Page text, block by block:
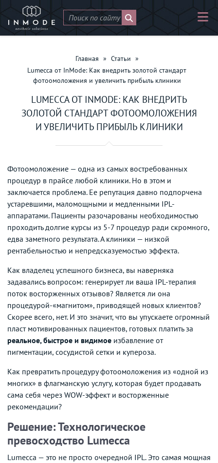
Главная » Статьи »
Lumecca от InMode: Как внедрить золотой стандарт
фотоомоложения и увеличить прибыль клиники
LUMECCA ОТ INMODE: КАК ВНЕДРИТЬ
ЗОЛОТОЙ СТАНДАРТ ФОТООМОЛОЖЕНИЯ
И УВЕЛИЧИТЬ ПРИБЫЛЬ КЛИНИКИ
Фотоомоложение — одна из самых востребованных
процедур в прайсе любой клиники. Но в этом и
заключается проблема. Ее репутация давно подпорчена
устаревшими, маломощными и медленными IPL-
аппаратами. Пациенты разочарованы необходимостью
проходить долгие курсы из 5-7 процедур ради скромного,
едва заметного результата. А клиники — низкой
рентабельностью и непредсказуемостью эффекта.
Как владелец успешного бизнеса, вы наверняка
задавались вопросом: генерирует ли ваша IPL-терапия
поток восторженных отзывов? Является ли она
процедурой-«магнитом», приводящей новых клиентов?
Скорее всего, нет. И это значит, что вы упускаете огромный
пласт мотивированных пациентов, готовых платить за
реальное, быстрое и видимое избавление от
пигментации, сосудистой сетки и купероза.
Как превратить процедуру фотоомоложения из «одной из
многих» в флагманскую услугу, которая будет продавать
сама себя через WOW-эффект и восторженные
рекомендации?
Решение: Технологическое
превосходство Lumecca
Lumecca — это не просто очередной IPL. Это самая мощная